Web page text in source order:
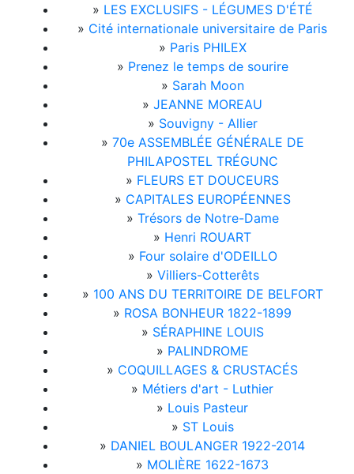
» LES EXCLUSIFS - LÉGUMES D'ÉTÉ
» Cité internationale universitaire de Paris
» Paris PHILEX
» Prenez le temps de sourire
» Sarah Moon
» JEANNE MOREAU
» Souvigny - Allier
» 70e ASSEMBLÉE GÉNÉRALE DE
PHILAPOSTEL TRÉGUNC
» FLEURS ET DOUCEURS
» CAPITALES EUROPÉENNES
» Trésors de Notre-Dame
» Henri ROUART
» Four solaire d'ODEILLO
» Villiers-Cotterêts
» 100 ANS DU TERRITOIRE DE BELFORT
» ROSA BONHEUR 1822-1899
» SÉRAPHINE LOUIS
» PALINDROME
» COQUILLAGES & CRUSTACÉS
» Métiers d'art - Luthier
» Louis Pasteur
» ST Louis
» DANIEL BOULANGER 1922-2014
» MOLIÈRE 1622-1673